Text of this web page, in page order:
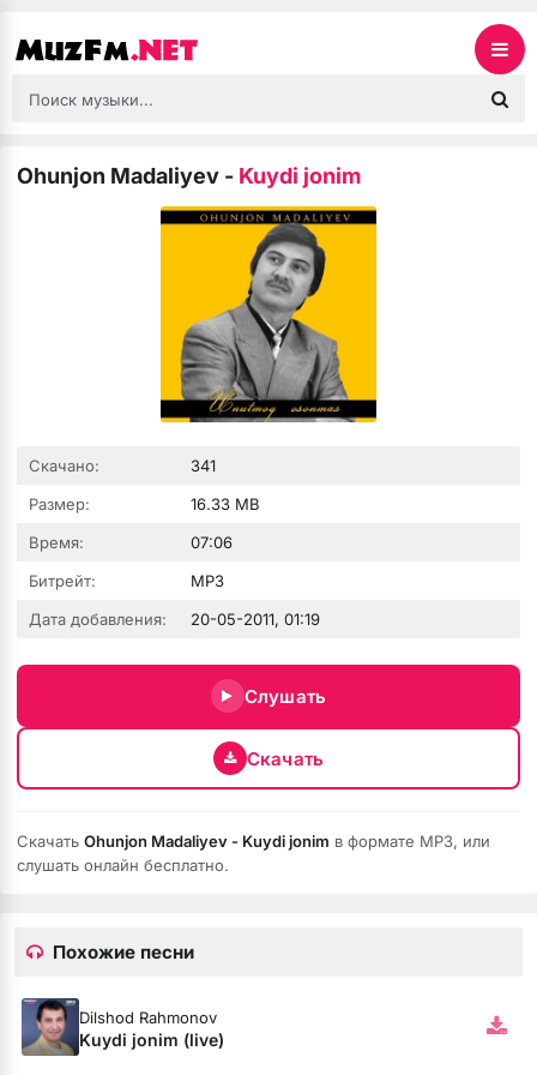
ни била
душа
Ohunjon Madaliyev - Kuydi jonim
Скачано:
341
Размер:
16.33 MB
Время:
07:06
Битрейт:
MP3
Дата добавления:
20-05-2011, 01:19
Слушать
Скачать
Скачать Ohunjon Madaliyev - Kuydi jonim в формате MP3, или
слушать онлайн бесплатно.
Похожие песни
Dilshod Rahmonov
Kuydi jonim (live)